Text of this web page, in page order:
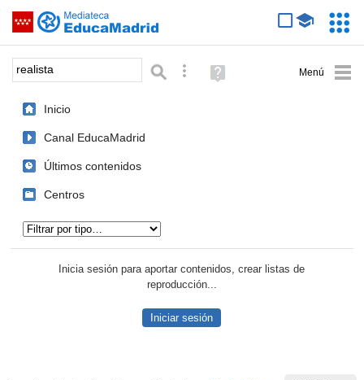
Saltar navegación
Palabra o frase: Búsqueda avanzada
Ayuda
(en
Inicio
Canal EducaMadrid
Últimos contenidos
Centros
Inicia sesión para aportar contenidos, crear listas de
reproducción...
Iniciar sesión